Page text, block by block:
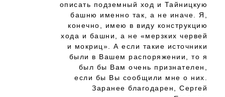
описать подземный ход и Тайницкую
башню именно так, а не иначе. Я,
конечно, имею в виду конструкцию
хода и башни, а не «мерзких червей
и мокриц». А если такие источники
были в Вашем распоряжении, то я
был бы Вам очень признателен,
если бы Вы сообщили мне о них.
Заранее благодарен, Сергей